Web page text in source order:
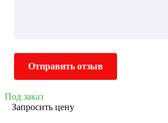
Отправить отзыв
Под заказ
Запросить цену